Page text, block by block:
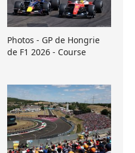
Photos - GP de Hongrie
de F1 2026 - Course